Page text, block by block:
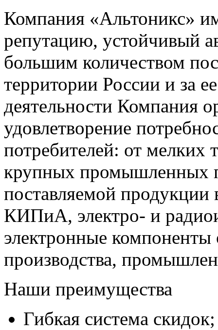
Компания «Альтоникс»
репутацию, устойчивый
большим количеством
территории России и за
деятельности Компания
удовлетворение
потребителей: от мелких
крупных промышленных
поставляемой продукции
КИПиА, электро- и
электронные компоненты
производства,
Наши преимущества
Гибкая система скидок;